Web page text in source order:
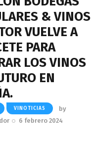
& VINOS
VUELVE A
PARA
LOS VINOS
EN
VINOTICIAS
by
6 febrero 2024